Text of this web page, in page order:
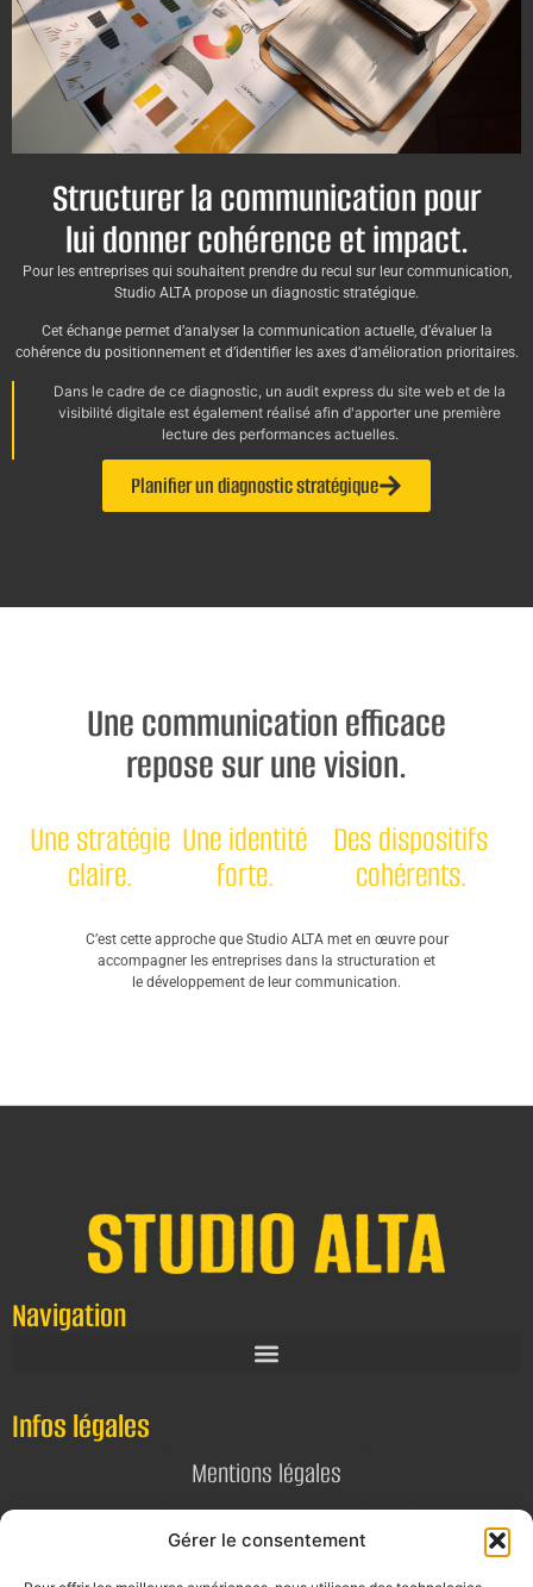
Gérer le consentement
Structurer la communication pour
lui donner cohérence et impact.
Pour les entreprises qui souhaitent prendre du recul sur leur communication,
Studio ALTA propose un diagnostic stratégique.
Cet échange permet d’analyser la communication actuelle, d’évaluer la
cohérence du positionnement et d’identifier les axes d’amélioration prioritaires.
Dans le cadre de ce diagnostic, un audit express du site web et de la
visibilité digitale est également réalisé afin d'apporter une première
lecture des performances actuelles.
Planifier un diagnostic stratégique
Une communication efficace
repose sur une vision.
Une stratégie
claire.
Une identité
forte.
Des dispositifs
cohérents.
C’est cette approche que Studio ALTA met en œuvre pour
accompagner les entreprises dans la structuration et
le développement de leur communication.
Navigation
Infos légales
Mentions légales
Politique de confidentialité